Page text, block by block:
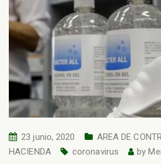
23 junio, 2020 AREA DE
HACIENDA
coronavirus by